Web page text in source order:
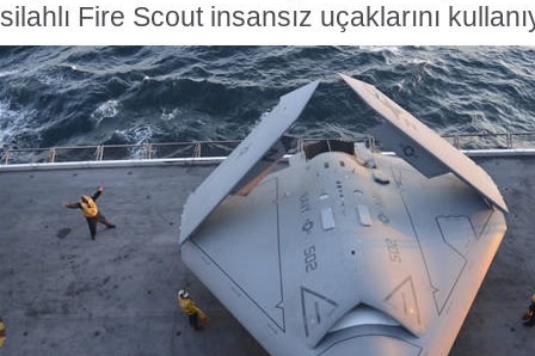
silahlı Fire Scout insansız uçaklarını